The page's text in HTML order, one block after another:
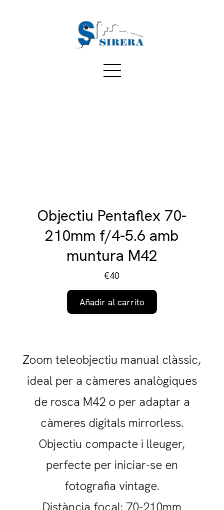
Objectiu Pentaflex 70-
210mm f/4-5.6 amb
muntura M42
€40
Añadir al carrito
Zoom teleobjectiu manual clàssic,
ideal per a càmeres analògiques
de rosca M42 o per adaptar a
càmeres digitals mirrorless.
Objectiu compacte i lleuger,
perfecte per iniciar-se en
fotografia vintage.
Distància focal: 70-210mm